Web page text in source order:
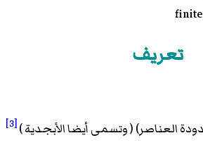
finite
تعريف
العناصر) ( وتسمى أيضا الأبجدية )[3]